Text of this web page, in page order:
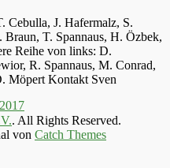
Cebulla, J. Hafermalz, S.
T. Spannaus, H. Özbek,
Reihe von links: D.
R. Spannaus, M. Conrad,
Möpert Kontakt Sven
. All Rights Reserved.
von Catch Themes